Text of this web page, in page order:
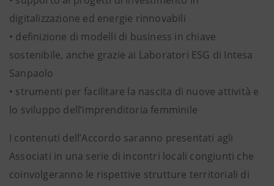
digitalizzazione ed energie rinnovabili
• definizione di modelli di business in chiave
sostenibile, anche grazie ai Laboratori ESG di Intesa
Sanpaolo
• strumenti per facilitare la nascita di nuove attività e
lo sviluppo dell’imprenditoria femminile
I contenuti dell’Accordo saranno presentati agli
Associati in una serie di incontri locali congiunti che
coinvolgeranno le rispettive strutture territoriali di